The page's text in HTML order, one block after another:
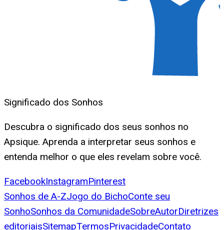
Significado dos Sonhos
Descubra o significado dos seus sonhos no
Apsique. Aprenda a interpretar seus sonhos e
entenda melhor o que eles revelam sobre você.
FacebookInstagramPinterest
Sonhos de A-ZJogo do BichoConte seu
SonhoSonhos da ComunidadeSobreAutorDiretrizes
editoriaisSitemapTermosPrivacidadeContato